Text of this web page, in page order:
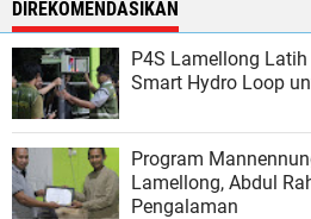
DIREKOMENDASIKAN
P4S Lamellong
Smart Hydro Loop
Program
Lamellong, Abdul
Pengalaman